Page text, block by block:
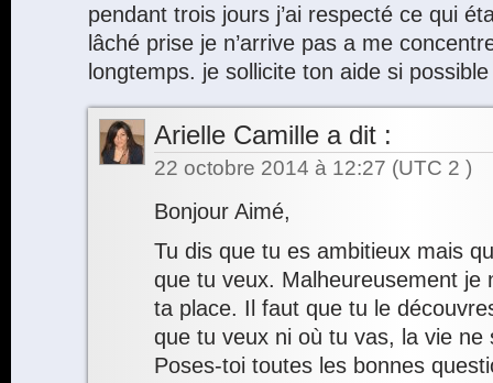
pendant trois jours j’ai respecté ce qui
lâché prise je n’arrive pas a me
longtemps. je sollicite ton aide si possible
Arielle Camille a dit :
22 octobre 2014 à 12:27 (UTC 2 )
Bonjour Aimé,
Tu dis que tu es ambitieux mais
que tu veux. Malheureusement je
ta place. Il faut que tu le
que tu veux ni où tu vas, la vie ne
Poses-toi toutes les bonnes